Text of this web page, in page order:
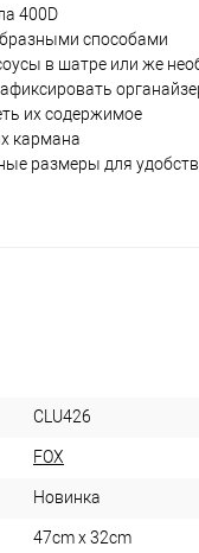
400D
способами
в шатре или же
их содержимое
кармана
размеры для
CLU426
FOX
Новинка
47cm x 32cm